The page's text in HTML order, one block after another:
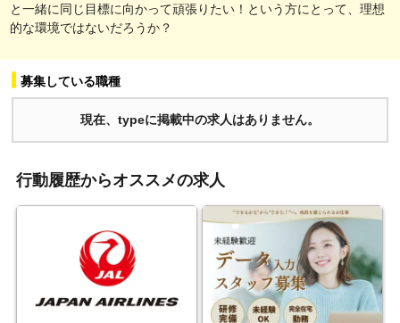
と一緒に同じ目標に向かって頑張りたい！という方にとって、理想
的な環境ではないだろうか？
募集している職種
現在、typeに掲載中の求人はありません。
行動履歴からオススメの求人